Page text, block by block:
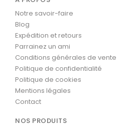
Notre savoir-faire
Blog
Expédition et retours
Parrainez un ami
Conditions générales de vente
Politique de confidentialité
Politique de cookies
Mentions légales
Contact
NOS PRODUITS